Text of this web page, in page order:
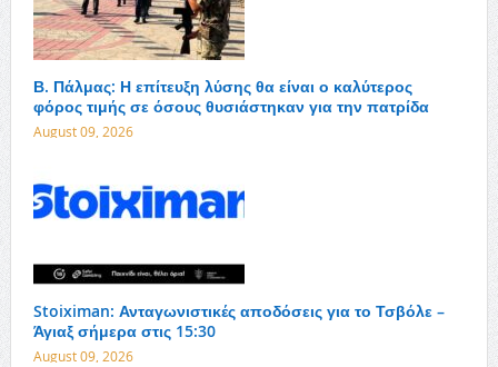
Β. Πάλμας: Η επίτευξη λύσης θα είναι ο καλύτερος
φόρος τιμής σε όσους θυσιάστηκαν για την πατρίδα
August 09, 2026
Stoiximan: Ανταγωνιστικές αποδόσεις για το Τσβόλε –
Άγιαξ σήμερα στις 15:30
August 09, 2026